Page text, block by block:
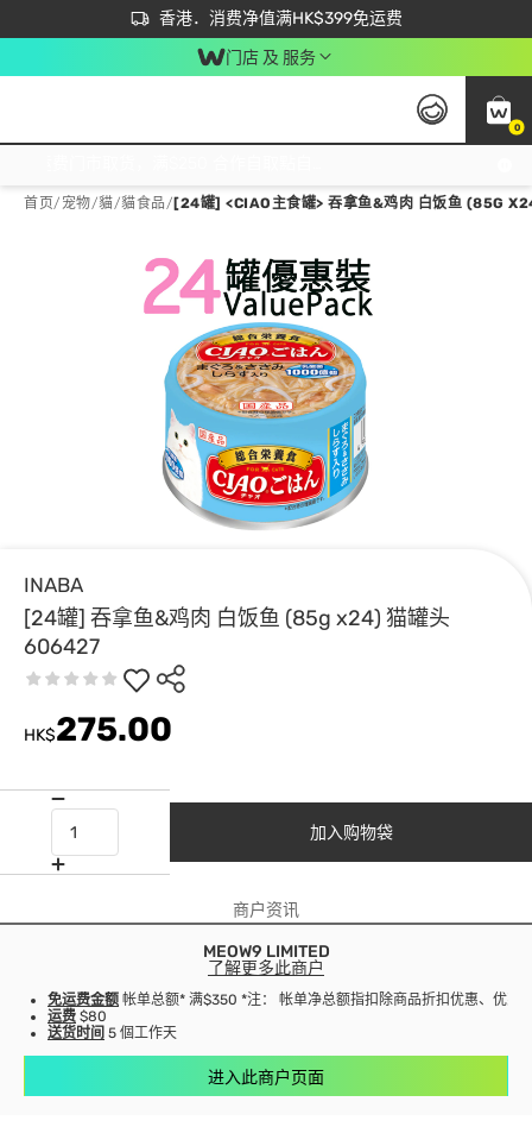
香港．消费净值满HK$399免运费
立即成为易赏钱会员尽享独家优惠
首次APP下单买满$450 输入 NEWAPP 即减$50
门店 及 服务
0
首页/ 宠物/貓/貓食品/ [24罐] <CIAO主食罐> 吞拿鱼&鸡肉 白饭鱼 (85G
INABA
[24罐] 吞拿鱼&鸡肉 白饭鱼 (85g x24) 猫罐头
606427
HK$275.00
加入购物袋
商户资讯
MEOW9 LIMITED
了解更多此商户
免运费金额 帐单总额* 满$350 *注： 帐单净总额指扣除商品折扣优惠、优惠
运费 $80
送货时间 5 個工作天
进入此商户页面